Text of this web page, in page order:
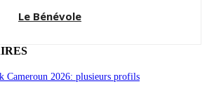
Le Bénévole
Cameroun 2026: plusieurs profils